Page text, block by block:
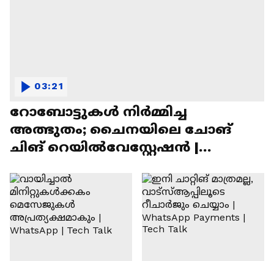
റോബോട്ടുകൾ നിർമ്മിച്ച
അത്ഭുതം; ചൈനയിലെ ചോങ്
ചിങ് റെയിൽവേസ്റ്റേഷൻ |
03:21